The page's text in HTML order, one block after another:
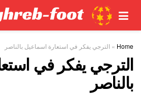
Home
» الترجي يفكر في استعارة اسماعيل بالناصر
الترجي يفكر في
بالناصر